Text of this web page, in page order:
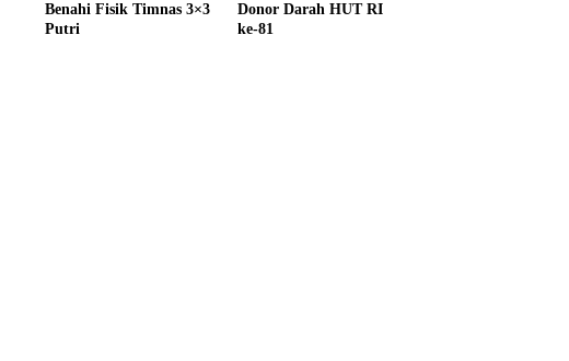
Benahi Fisik Timnas 3×3
Putri
Donor Darah HUT RI
ke-81